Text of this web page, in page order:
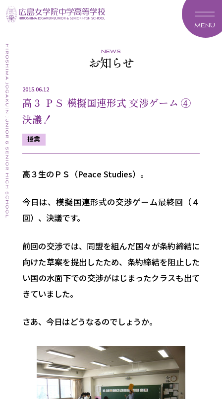
MENU
news
お知らせ
2015.06.12
高３ ＰＳ 模擬国連形式 交渉ゲーム ④
決議！
授業
高３生のＰＳ（Peace Studies）。
今日は、模擬国連形式の交渉ゲーム最終回（４
回）、決議です。
前回の交渉では、同盟を組んだ国々が条約締結に
向けた草案を提出したため、条約締結を阻止した
い国の水面下での交渉がはじまったクラスも出て
きていました。
さあ、今日はどうなるのでしょうか。